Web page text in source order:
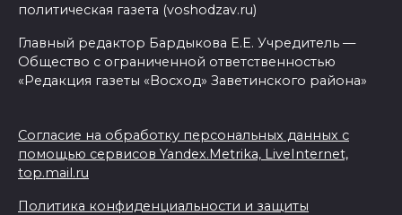
политическая газета (voshodzav.ru)
Главный редактор Бардыкова Е.Е. Учредитель —
Общество с ограниченной ответственностью
«Редакция газеты «Восход» Заветинского района»
Согласие на обработку персональных данных с
помощью сервисов Yandex.Metrika, LiveInternet,
top.mail.ru
Политика конфиденциальности и защиты